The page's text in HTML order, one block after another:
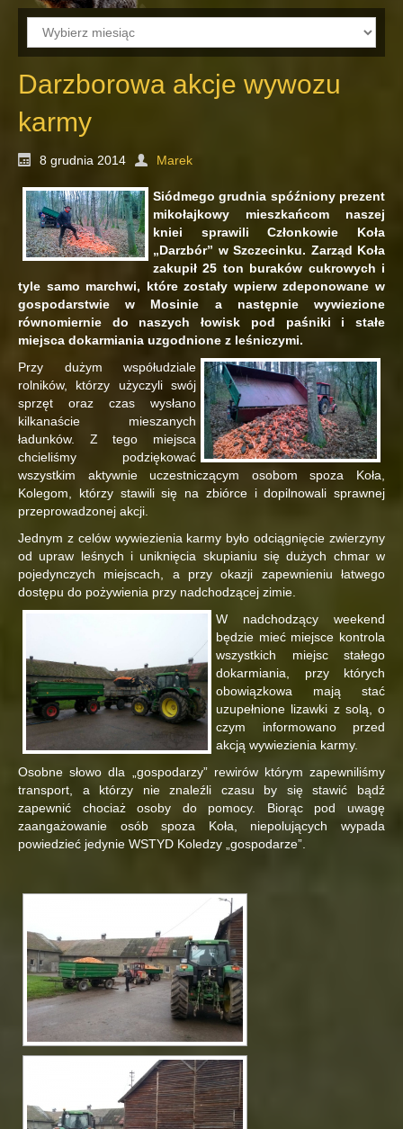
Archiwum
Darzborowa akcje wywozu
karmy
8 grudnia 2014 Marek
Siódmego grudnia spóźniony prezent
mikołajkowy mieszkańcom naszej
kniei sprawili Członkowie Koła
„Darzbór” w Szczecinku. Zarząd Koła
zakupił 25 ton buraków cukrowych i
tyle samo marchwi, które zostały wpierw zdeponowane w
gospodarstwie w Mosinie a następnie wywiezione
równomiernie do naszych łowisk pod paśniki i stałe
miejsca dokarmiania uzgodnione z leśniczymi.
Przy dużym współudziale
rolników, którzy użyczyli swój
sprzęt oraz czas wysłano
kilkanaście mieszanych
ładunków. Z tego miejsca
chcieliśmy podziękować
wszystkim aktywnie uczestniczącym osobom spoza Koła,
Kolegom, którzy stawili się na zbiórce i dopilnowali sprawnej
przeprowadzonej akcji.
Jednym z celów wywiezienia karmy było odciągnięcie zwierzyny
od upraw leśnych i uniknięcia skupianiu się dużych chmar w
pojedynczych miejscach, a przy okazji zapewnieniu łatwego
dostępu do pożywienia przy nadchodzącej zimie.
W nadchodzący weekend
będzie mieć miejsce kontrola
wszystkich miejsc stałego
dokarmiania, przy których
obowiązkowa mają stać
uzupełnione lizawki z solą, o
czym informowano przed
akcją wywiezienia karmy.
Osobne słowo dla „gospodarzy” rewirów którym zapewniliśmy
transport, a którzy nie znaleźli czasu by się stawić bądź
zapewnić chociaż osoby do pomocy. Biorąc pod uwagę
zaangażowanie osób spoza Koła, niepolujących wypada
powiedzieć jedynie WSTYD Koledzy „gospodarze”.